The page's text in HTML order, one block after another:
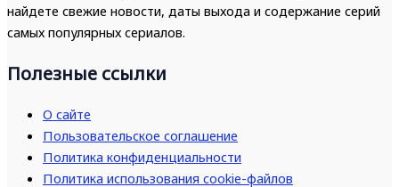
найдете свежие новости, даты выхода и содержание серий
самых популярных сериалов.
Полезные ссылки
О сайте
Пользовательское соглашение
Политика конфиденциальности
Политика использования cookie-файлов